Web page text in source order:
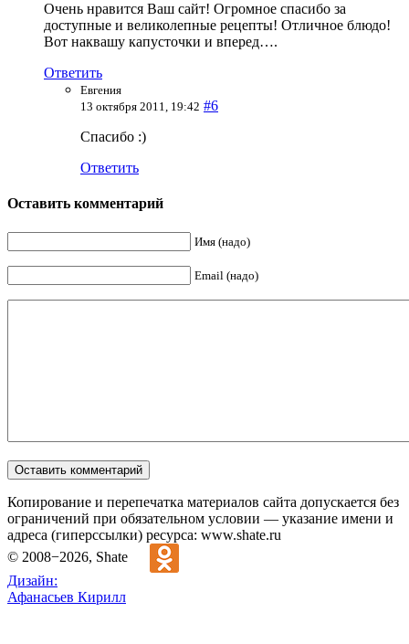
Очень нравится Ваш сайт! Огромное спасибо за
доступные и великолепные рецепты! Отличное блюдо!
Вот наквашу капусточки и вперед….
Ответить
Евгения
13 октября 2011, 19:42 #6
Спасибо :)
Ответить
Оставить комментарий
Имя (надо)
Email (надо)
Копирование и перепечатка материалов сайта допускается без
ограничений при обязательном условии — указание имени и
адреса (гиперссылки) ресурса: www.shate.ru
© 2008−2026, Shate
Дизайн:
Афанасьев Кирилл